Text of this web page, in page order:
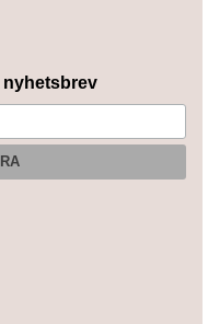
nyhetsbrev